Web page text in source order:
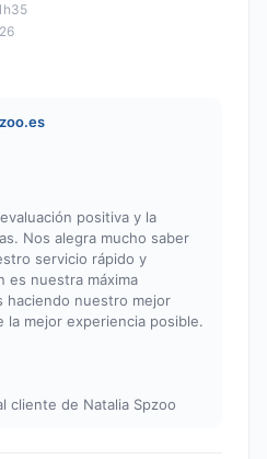
positiva y la
Nos alegra mucho saber
servicio rápido y
es nuestra máxima
haciendo nuestro mejor
mejor experiencia posible.
cliente de Natalia Spzoo